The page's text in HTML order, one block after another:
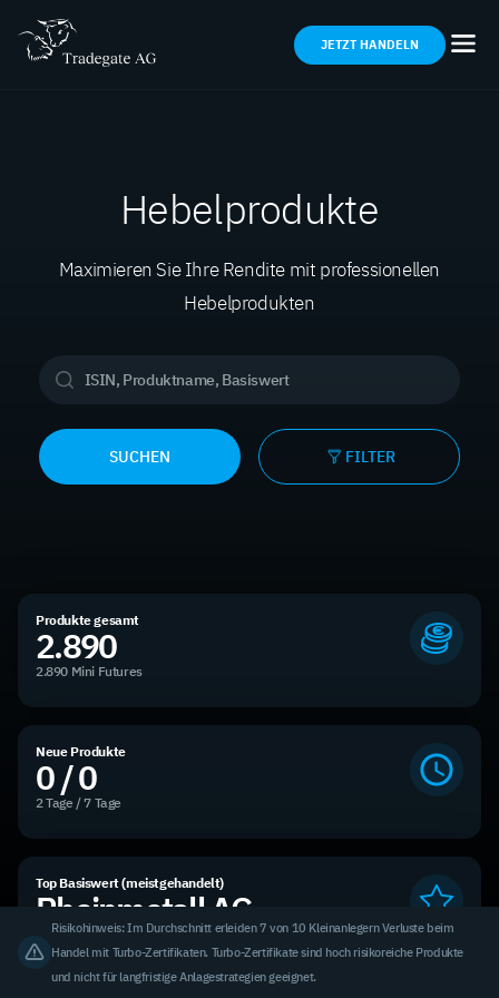
JETZT HANDELN
Hebelprodukte
Maximieren Sie Ihre Rendite mit professionellen
Hebelprodukten
SUCHEN FILTER
Produkte gesamt
2.890
2.890 Mini Futures
Neue Produkte
0 / 0
2 Tage / 7 Tage
Top Basiswert (meistgehandelt)
Rheinmetall AG
3,31 % des Handelsvolumens
Risikohinweis: Im Durchschnitt erleiden 7 von 10 Kleinanlegern Verluste beim
Handel mit Turbo-Zertifikaten. Turbo-Zertifikate sind hoch risikoreiche Produkte
und nicht für langfristige Anlagestrategien geeignet.